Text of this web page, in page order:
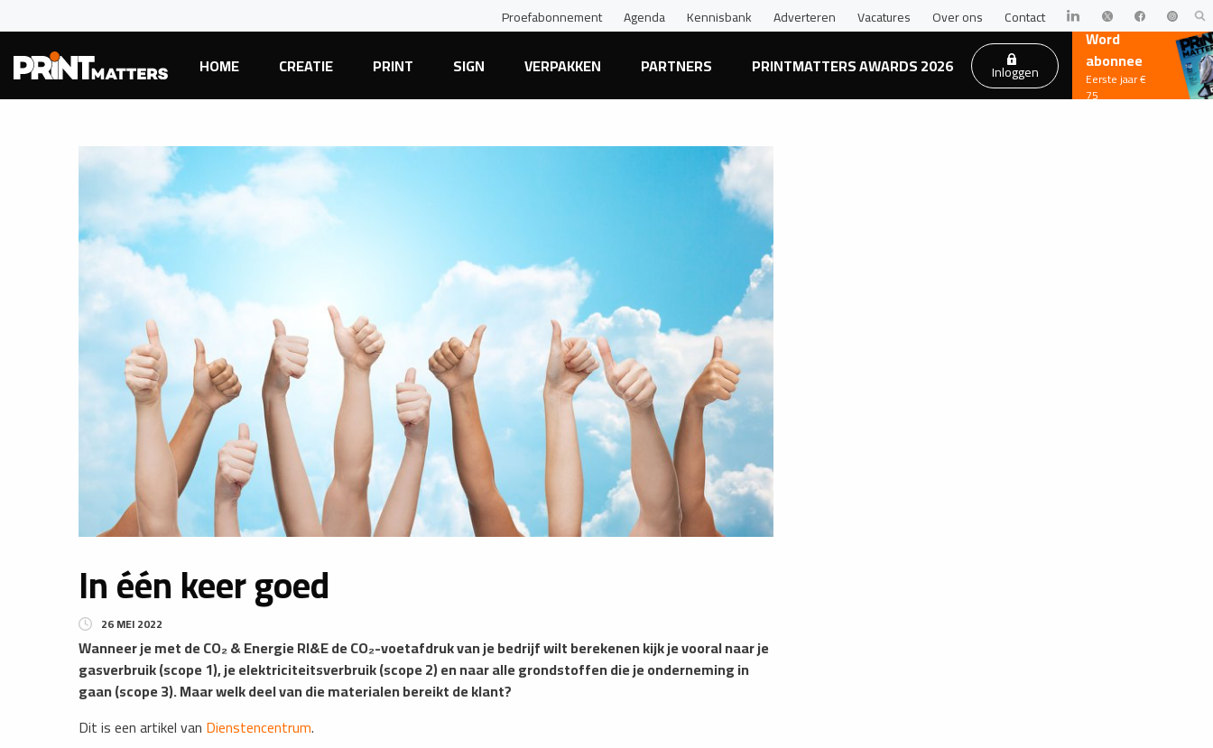
Proefabonnement Agenda Kennisbank Adverteren Vacatures Over ons Contact
HOME CREATIE PRINT SIGN VERPAKKEN PARTNERS PRINTMATTERS AWARDS 2026 Inloggen
Word
abonnee
Eerste jaar €
75
In één keer goed
26 MEI 2022
Wanneer je met de CO₂ & Energie RI&E de CO₂-voetafdruk van je bedrijf wilt berekenen kijk je vooral naar je
gasverbruik (scope 1), je elektriciteitsverbruik (scope 2) en naar alle grondstoffen die je onderneming in
gaan (scope 3). Maar welk deel van die materialen bereikt de klant?
Dit is een artikel van Dienstencentrum.